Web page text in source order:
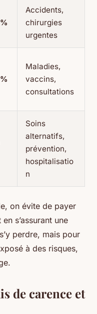
Accidents,
chirurgies
urgentes
Maladies,
vaccins,
consultations
Soins
alternatifs,
prévention,
hospitalisatio
n
on évite de payer
s’assurant une
perdre, mais pour
à des risques,
de carence et